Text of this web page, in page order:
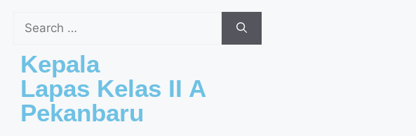
Kepala
Lapas Kelas II A
Pekanbaru